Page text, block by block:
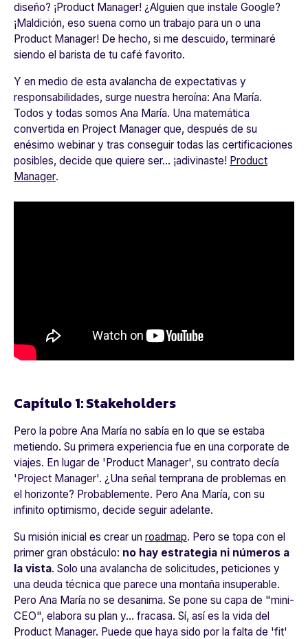
diseño? ¡Product Manager! ¿Alguien que instale Google?
¡Maldición, eso suena como un trabajo para un o una
Product Manager! De hecho, si me descuido, terminaré
siendo el barista de tu café favorito.
Y en medio de esta avalancha de expectativas y
responsabilidades, surge nuestra heroína: Ana María.
Todos y todas somos Ana María. Una matemática
convertida en Project Manager que, después de su
enésimo webinar y tras conseguir todas las certificaciones
posibles, decide que quiere ser... ¡adivinaste! Product
Manager.
Capítulo 1: Stakeholders
Pero la pobre Ana María no sabía en lo que se estaba
metiendo. Su primera experiencia fue en una corporate de
viajes. En lugar de 'Product Manager', su contrato decía
'Project Manager'. ¿Una señal temprana de problemas en
el horizonte? Probablemente. Pero Ana María, con su
infinito optimismo, decide seguir adelante.
Su misión inicial es crear un roadmap. Pero se topa con el
primer gran obstáculo: no hay estrategia ni números a
la vista. Solo una avalancha de solicitudes, peticiones y
una deuda técnica que parece una montaña insuperable.
Pero Ana María no se desanima. Se pone su capa de "mini-
CEO", elabora su plan y... fracasa. Sí, así es la vida del
Product Manager. Puede que haya sido por la falta de 'fit'